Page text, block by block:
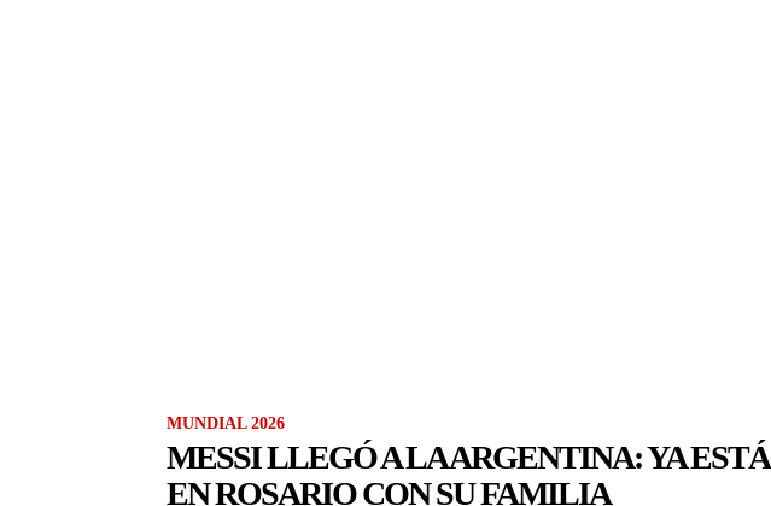
MUNDIAL 2026
MESSI LLEGÓ A LA ARGENTINA: YA ESTÁ
EN ROSARIO CON SU FAMILIA